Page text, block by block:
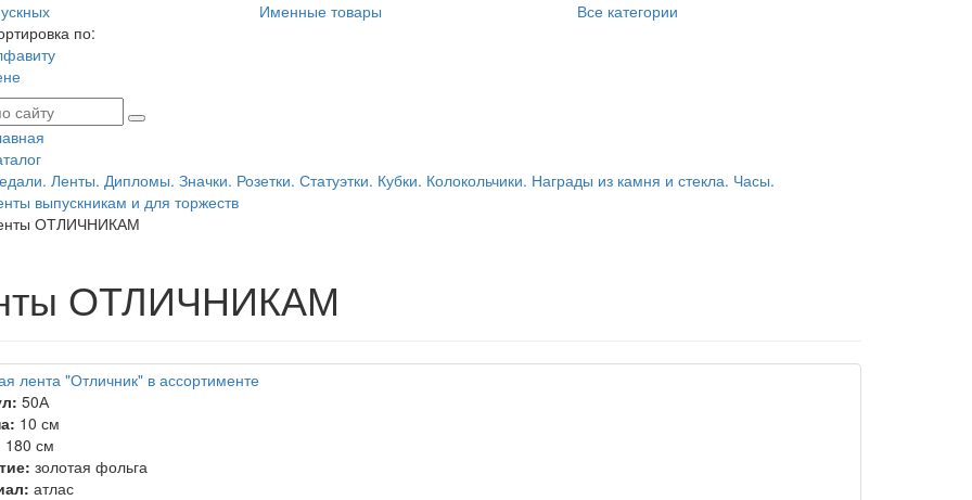
Именные товары
Все категории
по:
Ленты. Дипломы. Значки. Розетки. Статуэтки. Кубки. Колокольчики. Награды из камня и стекла. Часы.
выпускникам и для торжеств
ОТЛИЧНИКАМ
ОТЛИЧНИКАМ
лента "Отличник" в ассортименте
50А
10 см
180 см
золотая фольга
атлас